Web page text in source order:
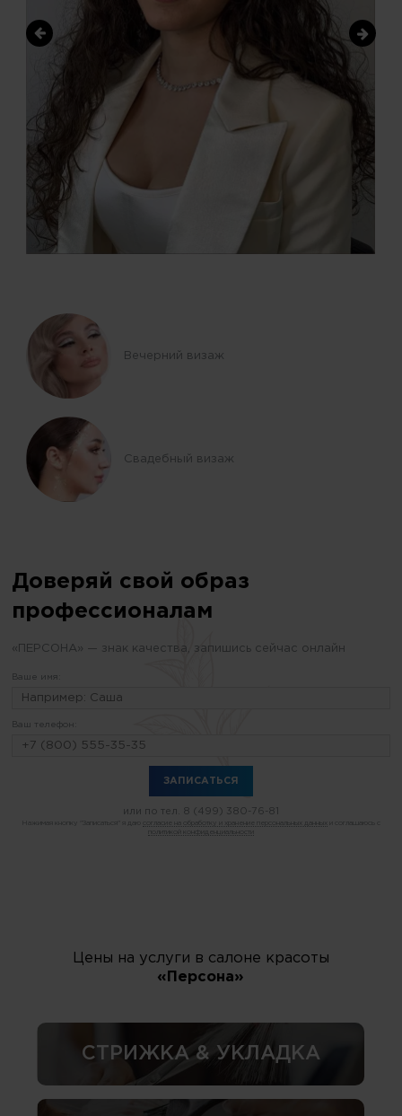
Вечерний визаж
Свадебный визаж
Доверяй свой образ
профессионалам
«ПЕРСОНА» — знак качества, запишись сейчас онлайн
Ваше имя:
Ваш телефон:
или по тел. 8 (499) 380-76-81
Нажимая кнопку "Записаться" я даю согласие на обработку и хранение персональных данных
политикой конфиденциальности
Цены на услуги в салоне красоты
«Персона»
СТРИЖКА & УКЛАДКА